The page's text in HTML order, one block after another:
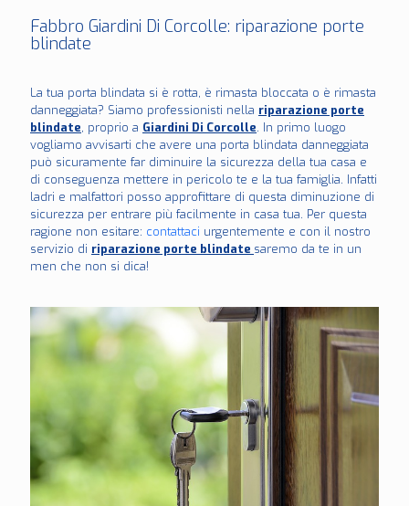
Fabbro Giardini Di Corcolle: riparazione porte
blindate
La tua porta blindata si è rotta, è rimasta bloccata o è rimasta
danneggiata? Siamo professionisti nella riparazione porte
blindate, proprio a Giardini Di Corcolle. In primo luogo
vogliamo avvisarti che avere una porta blindata danneggiata
può sicuramente far diminuire la sicurezza della tua casa e
di conseguenza mettere in pericolo te e la tua famiglia. Infatti
ladri e malfattori posso approfittare di questa diminuzione di
sicurezza per entrare più facilmente in casa tua. Per questa
ragione non esitare: contattaci urgentemente e con il nostro
servizio di riparazione porte blindate saremo da te in un
men che non si dica!